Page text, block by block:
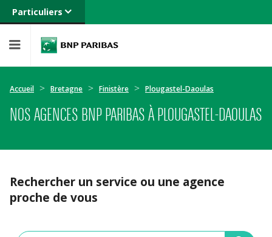
Particuliers
Banque privée
Entreprises
Accueil Bretagne Finistère Plougastel-Daoulas
NOS AGENCES BNP PARIBAS À PLOUGASTEL-DAOULAS
Rechercher un service ou une agence
proche de vous
Veuillez